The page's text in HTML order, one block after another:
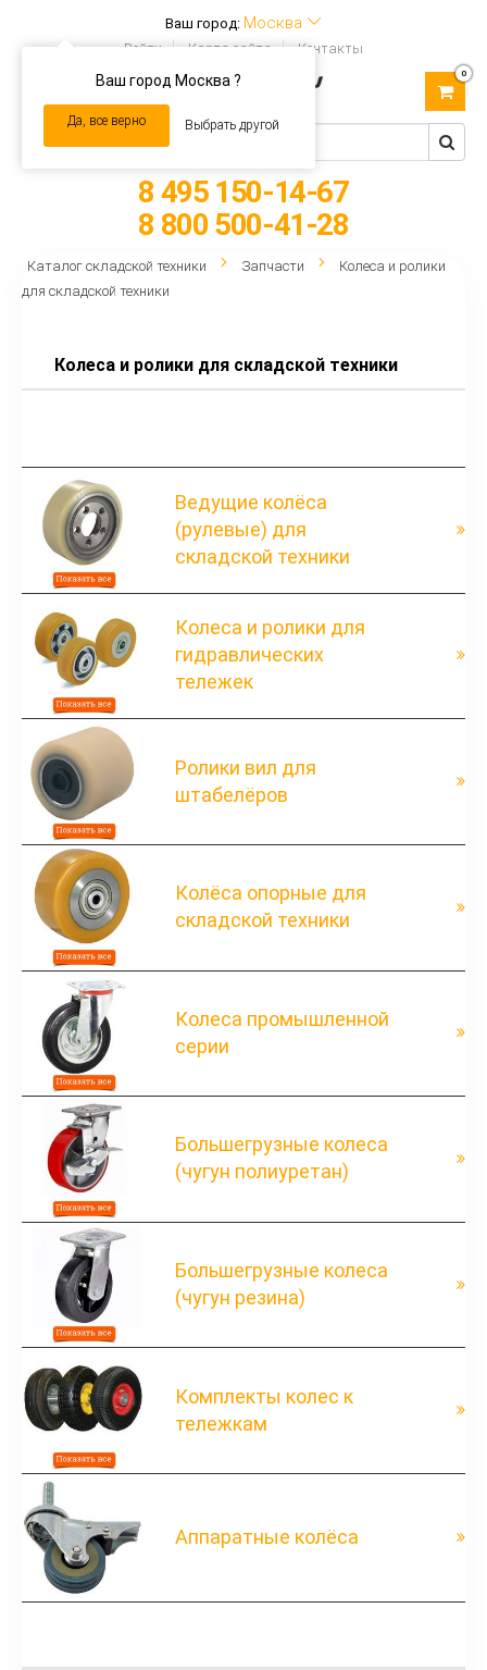
Ваш город: Москва
Ваш город Москва ?
Да, все верно Выбрать другой
Войти Карта сайта Контакты
navigation
0
8 495 150-14-67
8 800 500-41-28
Каталог складской техники Запчасти
Колеса и ролики
для складской техники
Колеса и ролики для складской техники
Ведущие колёса
(рулевые) для
складской техники
Колеса и ролики для
гидравлических
тележек
Ролики вил для
штабелёров
Колёса опорные для
складской техники
Колеса промышленной
серии
Большегрузные колеса
(чугун полиуретан)
Большегрузные колеса
(чугун резина)
Комплекты колес к
тележкам
Аппаратные колёса